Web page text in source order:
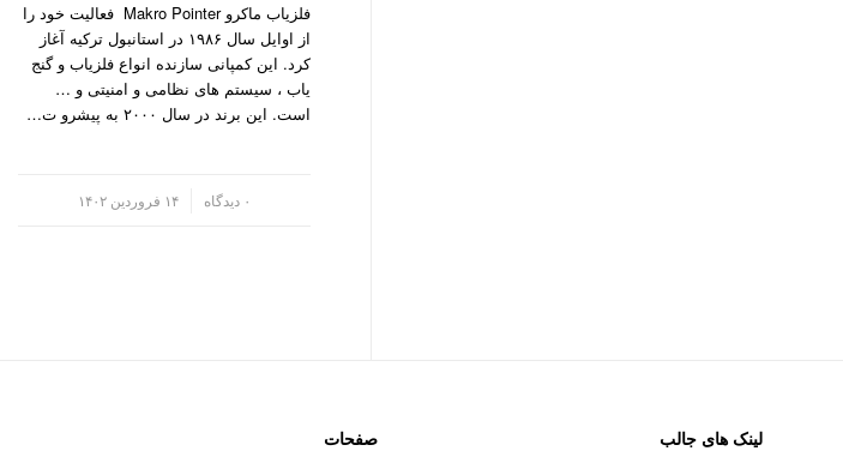
فلزیاب ماکرو Makro Pointer فعالیت خود را
از اوایل سال ۱۹۸۶ در استانبول ترکیه آغاز
کرد. این کمپانی سازنده انواع فلزیاب و گنج
یاب ، سیستم های نظامی و امنیتی و …
است. این برند در سال ۲۰۰۰ به پیشرو ت…
۰ دیدگاه ۱۴ فروردین ۱۴۰۲
لینک های جالب صفحات